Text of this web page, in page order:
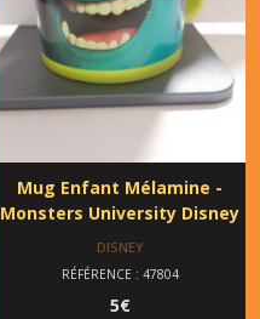
Mug Enfant Mélamine -
Monsters University Disney
DISNEY
RÉFÉRENCE : 47804
5€